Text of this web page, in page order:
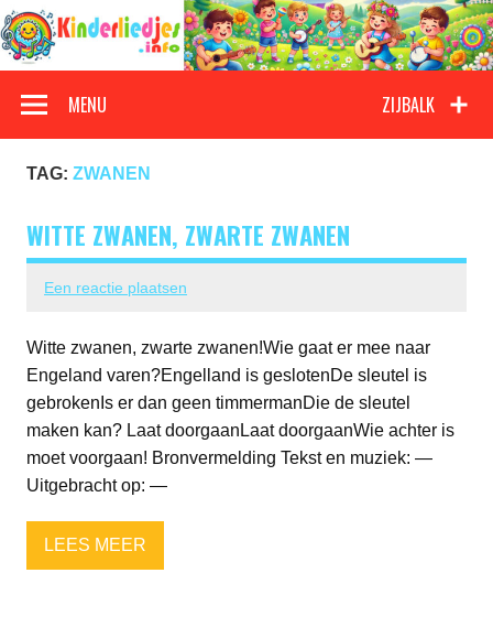
Doorgaan
naar
inhoud
Kinderliedjes
ZIJBALK
MENU
TAG: ZWANEN
WITTE ZWANEN, ZWARTE ZWANEN
Een reactie plaatsen
Witte zwanen, zwarte zwanen!Wie gaat er mee naar
Engeland varen?Engelland is geslotenDe sleutel is
gebrokenIs er dan geen timmermanDie de sleutel
maken kan? Laat doorgaanLaat doorgaanWie achter is
moet voorgaan! Bronvermelding Tekst en muziek: —
Uitgebracht op: —
LEES MEER